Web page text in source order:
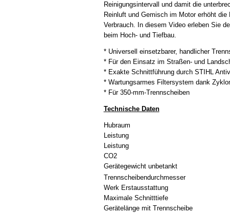
Reinigungsintervall und damit die
Reinluft und Gemisch im Motor erhöht
Verbrauch. In diesem Video erleben Sie
beim Hoch- und Tiefbau.
* Universell einsetzbarer, handlicher
* Für den Einsatz im Straßen- und
* Exakte Schnittführung durch STIHL
* Wartungsarmes Filtersystem dank
* Für 350-mm-Trennscheiben
Technische Daten
Hubraum
Leistung
Leistung
CO2
Gerätegewicht unbetankt
Trennscheibendurchmesser
Werk Erstausstattung
Maximale Schnitttiefe
Gerätelänge mit Trennscheibe